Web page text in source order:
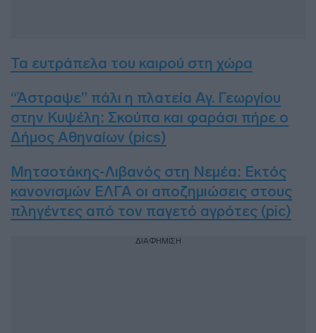
Τα ευτράπελα του καιρού στη χώρα
“Άστραψε” πάλι η πλατεία Αγ. Γεωργίου
στην Κυψέλη: Σκούπα και φαράσι πήρε ο
Δήμος Αθηναίων (pics)
Μητσοτάκης-Λιβανός στη Νεμέα: Εκτός
κανονισμών ΕΛΓΑ οι αποζημιώσεις στους
πληγέντες από τον παγετό αγρότες (pic)
ΔΙΑΦΗΜΙΣΗ